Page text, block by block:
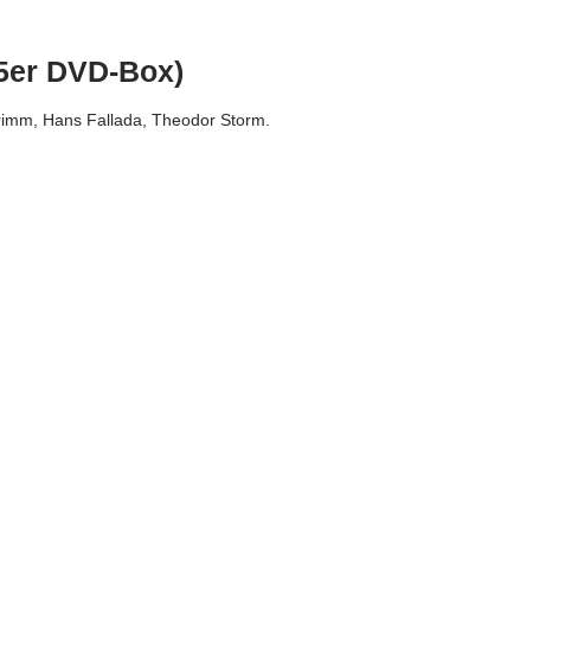
DVD-Box)
Hans Fallada, Theodor Storm.